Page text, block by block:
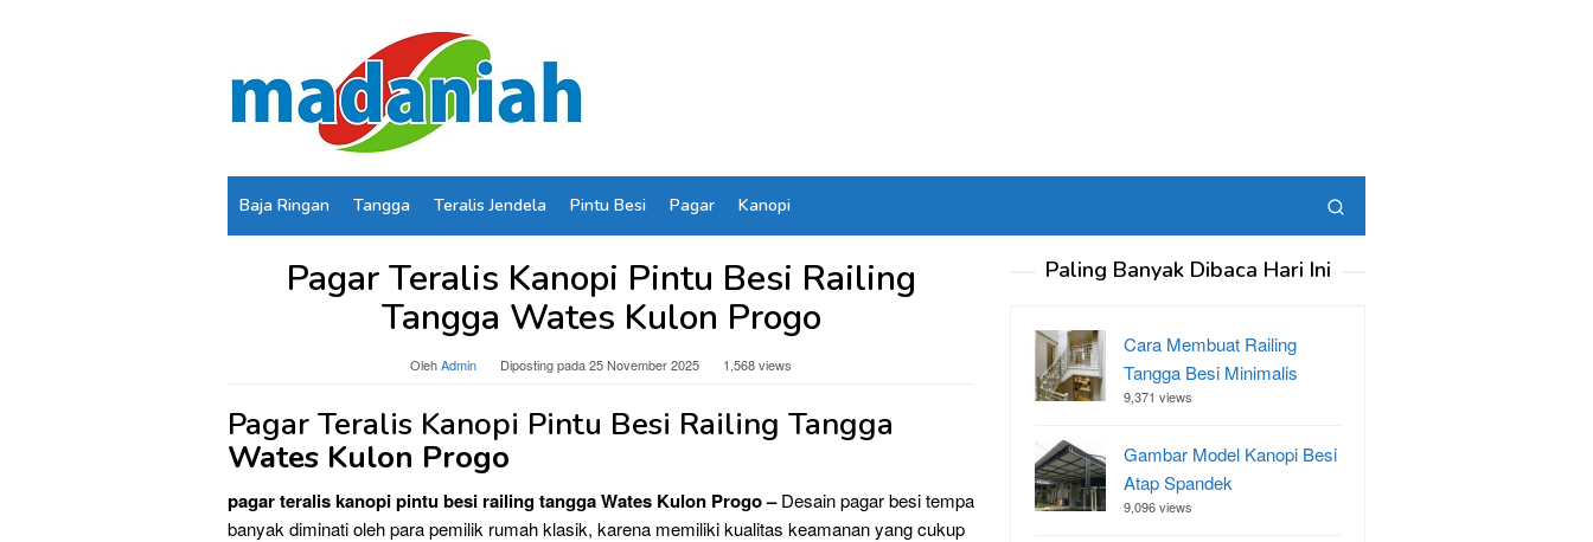
Baja Ringan Tangga Teralis Jendela Pintu Besi Pagar Kanopi
Pagar Teralis Kanopi Pintu Besi Railing
Tangga Wates Kulon Progo
OlehAdmin Diposting pada25 November 2025 1,568 views
Pagar Teralis Kanopi Pintu Besi Railing Tangga
Wates Kulon Progo
pagar teralis kanopi pintu besi railing tangga Wates Kulon Progo –Desain pagar besi tempa
banyak diminati oleh para pemilik rumah klasik, karena memiliki kualitas keamanan yang cukup
Paling Banyak Dibaca Hari Ini
Cara Membuat Railing
Tangga Besi Minimalis
9,371 views
Gambar Model Kanopi Besi
Atap Spandek
9,096 views